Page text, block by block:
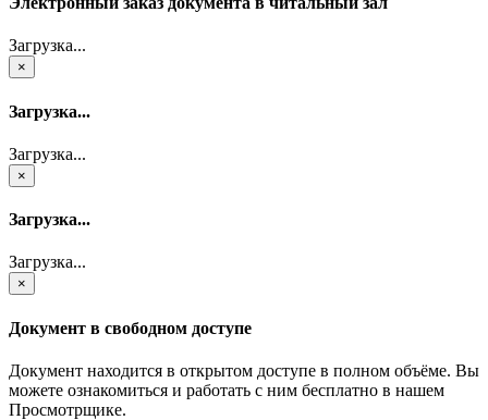
Загрузка...
×
Загрузка...
Загрузка...
×
Загрузка...
Загрузка...
×
Документ в свободном доступе
Документ находится в открытом доступе в полном объёме. Вы
можете ознакомиться и работать с ним бесплатно в нашем
Просмотрщике.